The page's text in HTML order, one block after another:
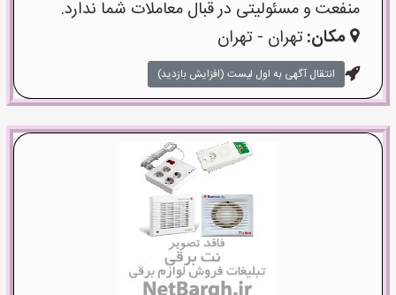
منفعت و مسئولیتی در قبال معاملات شما ندارد.
مکان:تهران - تهران
انتقال آگهی به اول لیست (افزایش بازدید)